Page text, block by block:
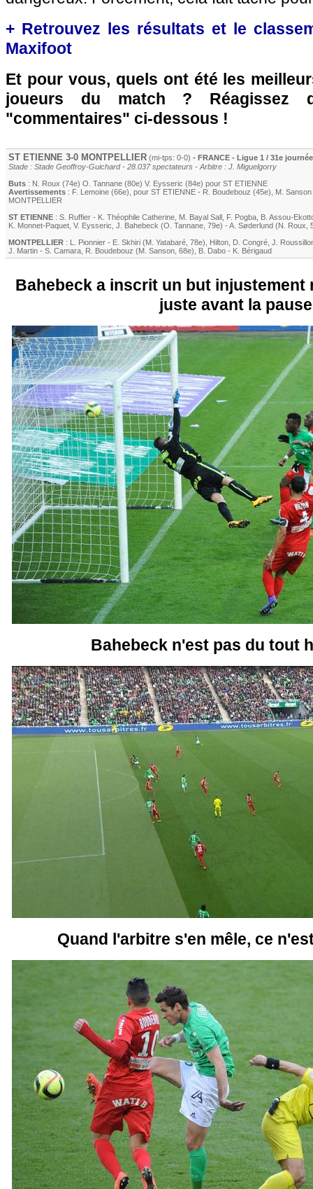
+ Retrouvez les résultats et le
Maxifoot
Et pour vous, quels ont été les
joueurs du match ? Réagissez
"commentaires" ci-dessous !
ST ETIENNE 3-0 MONTPELLIER (mi-tps: 0-0) - FRANCE - Ligue 1 / 31e journée
Stade : Stade Geoffroy-Guichard - 28.037 spectateurs - Arbitre : J. Miguelgorry
Buts : N. Roux (74e) O. Tannane (80e) V. Eysseric (84e) pour ST ETIENNE
Avertissements : F. Lemoine (66e) , pour ST ETIENNE - R. Boudebouz (45e) M. Sanson
MONTPELLIER
ST ETIENNE : S. Ruffier - K. Théophile Catherine M. Bayal Sall F. Pogba B. Assou-
K. Monnet-Paquet V. Eysseric J. Bahebeck (O. Tannane , 79e) - A. Søderlund (N. Roux ,
MONTPELLIER : L. Pionnier - E. Skhiri (M. Yatabaré , 78e) Hilton D. Congré J.
J. Martin - S. Camara R. Boudebouz (M. Sanson , 68e) B. Dabo - K. Bérigaud
Bahebeck a inscrit un but injustement
juste avant la pause
Bahebeck n'est pas du tout
Quand l'arbitre s'en mêle, ce